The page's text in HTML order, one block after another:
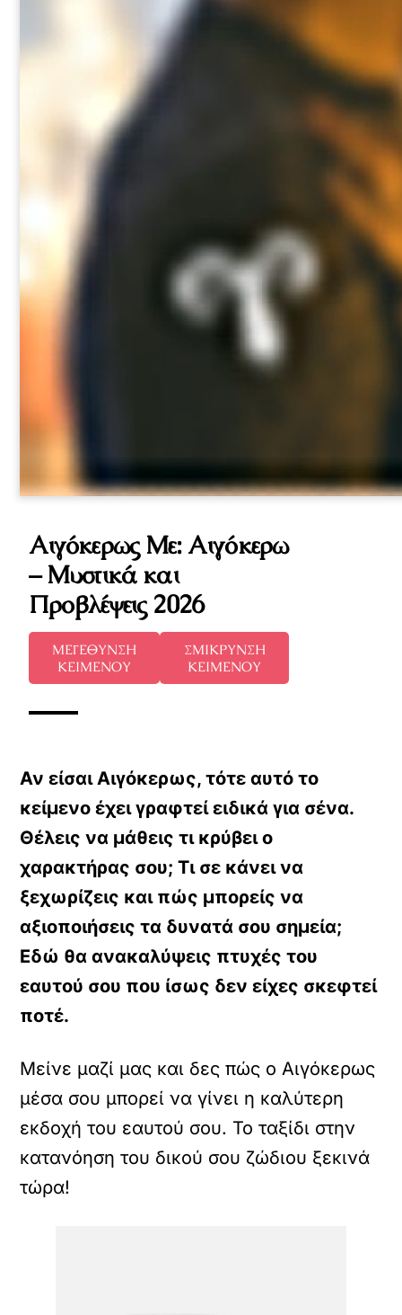
Αιγόκερως Με: Αιγόκερω
– Μυστικά και
Προβλέψεις 2026
ΜΕΓΕΘΥΝΣΗ
ΚΕΙΜΕΝΟΥ
ΣΜΙΚΡΥΝΣΗ
ΚΕΙΜΕΝΟΥ
Αν είσαι Αιγόκερως, τότε αυτό το
κείμενο έχει γραφτεί ειδικά για σένα.
Θέλεις να μάθεις τι κρύβει ο
χαρακτήρας σου; Τι σε κάνει να
ξεχωρίζεις και πώς μπορείς να
αξιοποιήσεις τα δυνατά σου σημεία;
Εδώ θα ανακαλύψεις πτυχές του
εαυτού σου που ίσως δεν είχες σκεφτεί
ποτέ.
Μείνε μαζί μας και δες πώς ο Αιγόκερως
μέσα σου μπορεί να γίνει η καλύτερη
εκδοχή του εαυτού σου. Το ταξίδι στην
κατανόηση του δικού σου ζώδιου ξεκινά
τώρα!